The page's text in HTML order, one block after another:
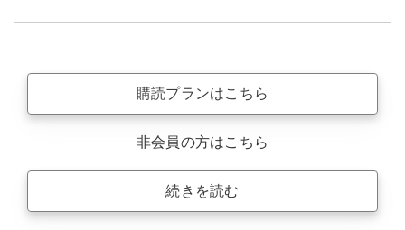
購読プランはこちら
非会員の方はこちら
続きを読む